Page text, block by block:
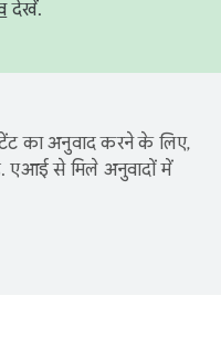
देखें.
का अनुवाद करने के लिए,
एआई से मिले अनुवादों में